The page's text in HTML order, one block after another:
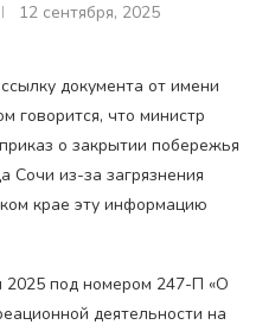
12 сентября, 2025
документа от имени
говорится, что министр
о закрытии побережья
Сочи из-за загрязнения
крае эту информацию
2025 под номером 247-П «О
деятельности на